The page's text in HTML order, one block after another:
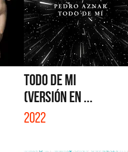
TODO DE MI
(VERSIÓN EN ...
2022